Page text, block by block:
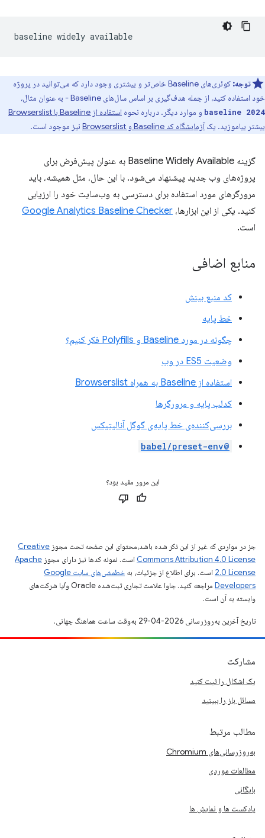
توجه:
کوئری‌های Baseline خاص‌تر و بیشتری وجود دارد که می‌توانید در پروژه
خود استفاده کنید، از جمله هدف‌گیری بر اساس سال‌های Baseline - به عنوان مثال،
baseline 2024 و موارد دیگر. درباره نحوه استفاده از Baseline با Browserslist
بیشتر بیاموزید. یکآزمایشگاه کد Baseline و Browserslist نیز موجود است.
گزینه Baseline Widely Available به عنوان پیش‌فرض برای
پروژه‌های وب جدید پیشنهاد می‌شود. با این حال، مثل همیشه، باید
مرورگرهای مورد استفاده برای دسترسی به وب‌سایت خود را ارزیابی
کنید. یکی از این ابزارها، Google Analytics Baseline Checker
است.
منابع اضافی
کد منبع بینش
خط پایه
چگونه در مورد Baseline و Polyfills فکر کنیم؟
وضعیت ES5 در وب
استفاده از Baseline به همراه Browserslist
کدلب پایه و مرورگرها
بررسی‌کننده‌ی خط پایه‌ی گوگل آنالیتیکس
@babel/preset-env
این مرور مفید بود؟
جز در مواردی که غیر از این ذکر شده باشد،‌محتوای این صفحه تحت مجوز Creative
Commons Attribution 4.0 License است. نمونه کدها نیز دارای مجوز Apache
2.0 License است. برای اطلاع از جزئیات، به
خطمشی‌های سایت Google
Developers‏
مراجعه کنید. جاوا علامت تجاری ثبت‌شده Oracle و/یا شرکت‌های
وابسته به آن است.
تاریخ آخرین به‌روزرسانی 2026-04-29 به‌وقت ساعت هماهنگ جهانی.
مشارکت
یک اشکال را ثبت کنید
مسائل باز را ببینید
مطالب مرتبط
به‌روزرسانی‌های Chromium
مطالعات موردی
بایگانی
پادکست ها و نمایش ها